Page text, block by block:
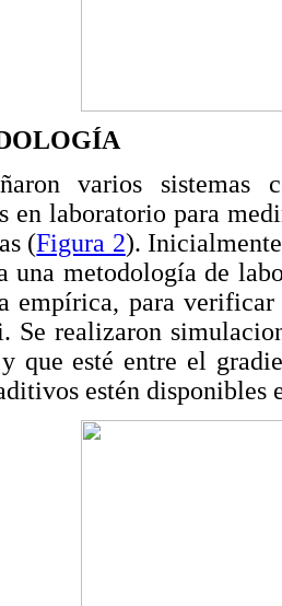
varios sistemas
en laboratorio para
(Figura 2).
una metodología de
empírica, para verificar
Se realizaron
que esté entre el
estén